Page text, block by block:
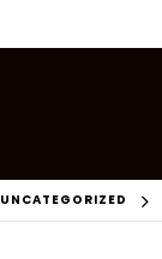
UNCATEGORIZED